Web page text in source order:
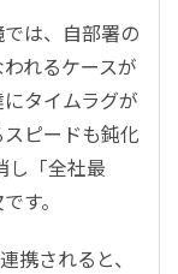
は、自部署の
れるケースが
タイムラグが
ピードも鈍化
し「全社最
す。
携されると、